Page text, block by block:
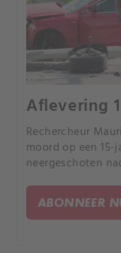
Aflevering
Rechercheur
moord op een
neergeschoten
ABONNEER